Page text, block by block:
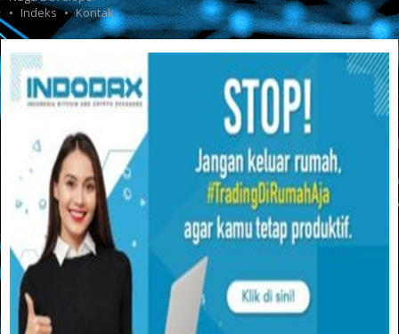
Indeks
Kontak